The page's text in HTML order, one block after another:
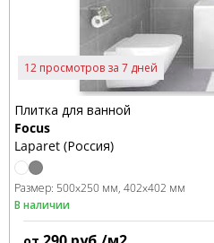
12 просмотров за 7 дней
Плитка для ванной
Focus
Laparet (Россия)
Размер: 500x250 мм 402x402 мм
В наличии